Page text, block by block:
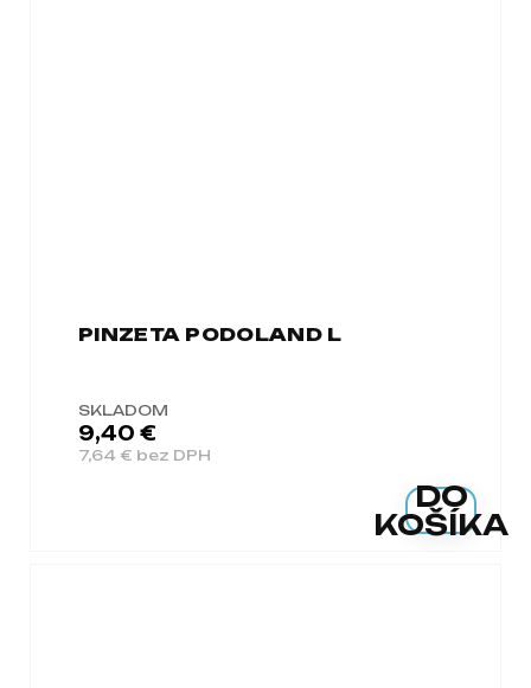
PINZETA PODOLAND L
SKLADOM
7,64 € bez DPH
9,40 €
DO
KOŠÍKA